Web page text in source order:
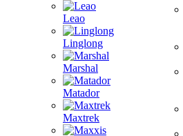
Leao
Linglong
Marshal
Matador
Maxtrek